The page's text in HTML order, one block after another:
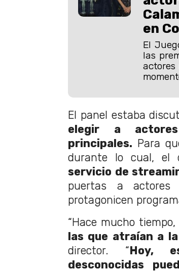
en
El
las
El panel estaba
elegir a
principales. Para
durante lo cual, el
servicio de
puertas a actores
protagonicen
“Hace mucho
las que atraían a
director. “ Hoy,
desconocidas